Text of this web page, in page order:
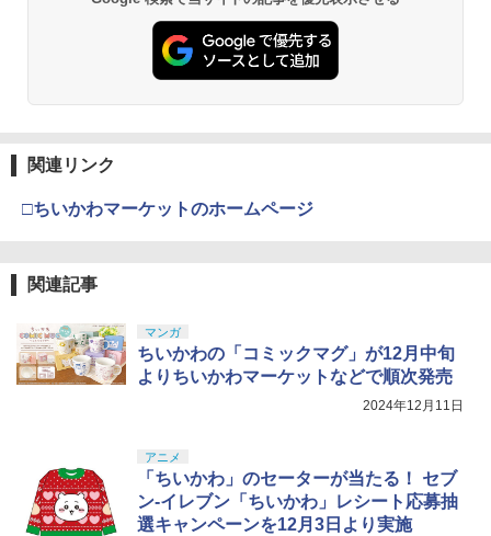
関連リンク
□ちいかわマーケットのホームページ
関連記事
マンガ
ちいかわの「コミックマグ」が12月中旬
よりちいかわマーケットなどで順次発売
2024年12月11日
アニメ
「ちいかわ」のセーターが当たる！ セブ
ン-イレブン「ちいかわ」レシート応募抽
選キャンペーンを12月3日より実施